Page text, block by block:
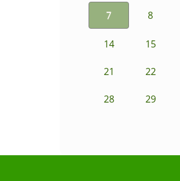
7 8
14 15
21 22
28 29